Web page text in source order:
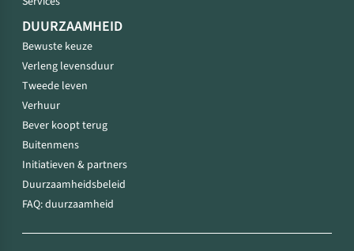
DUURZAAMHEID
Bewuste keuze
Verleng levensduur
Tweede leven
Verhuur
Bever koopt terug
Buitenmens
Initiatieven & partners
Duurzaamheidsbeleid
FAQ: duurzaamheid